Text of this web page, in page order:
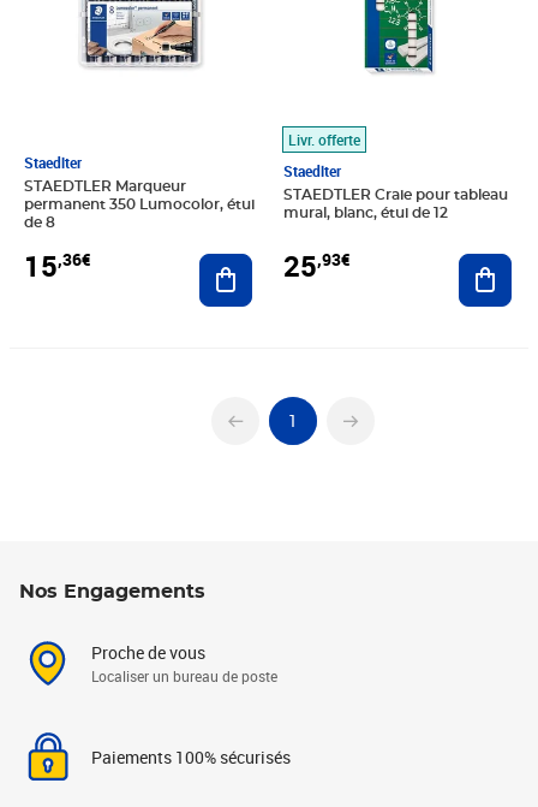
Staedlter
STAEDTLER Marqueur
permanent 350 Lumocolor, étui
de 8
15,36€ Ajouter au panier
Livr. offerte
Staedlter
STAEDTLER Craie pour tableau
mural, blanc, étui de 12
25,93€
1
Nos Engagements
Proche de vous
Localiser un bureau de poste
Paiements 100% sécurisés